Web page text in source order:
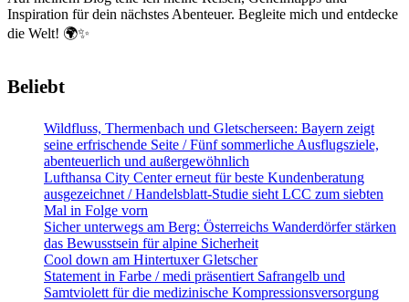
Inspiration für dein nächstes Abenteuer. Begleite mich und entdecke
die Welt! 🌍✨
Beliebt
Wildfluss, Thermenbach und Gletscherseen: Bayern zeigt
seine erfrischende Seite / Fünf sommerliche Ausflugsziele,
abenteuerlich und außergewöhnlich
Lufthansa City Center erneut für beste Kundenberatung
ausgezeichnet / Handelsblatt-Studie sieht LCC zum siebten
Mal in Folge vorn
Sicher unterwegs am Berg: Österreichs Wanderdörfer stärken
das Bewusstsein für alpine Sicherheit
Cool down am Hintertuxer Gletscher
Statement in Farbe / medi präsentiert Safrangelb und
Samtviolett für die medizinische Kompressionsversorgung